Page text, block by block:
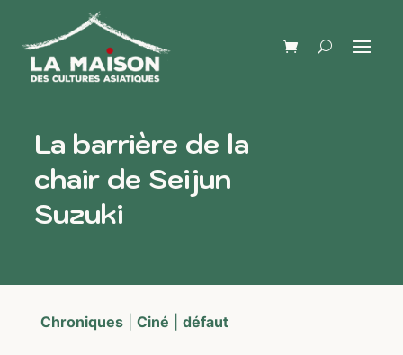
La barrière de la
chair de Seijun
Suzuki
Chroniques| Ciné défaut